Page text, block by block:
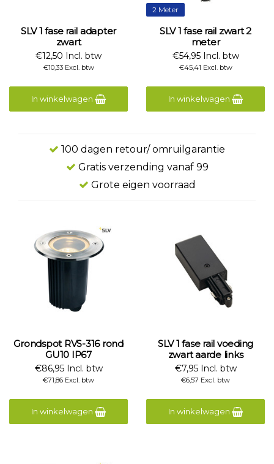
SLV 1 fase rail adapter
zwart
€12,50 Incl. btw
€10,33 Excl. btw
In winkelwagen
2 Meter
SLV 1 fase rail zwart 2
meter
€54,95 Incl. btw
€45,41 Excl. btw
In winkelwagen
100 dagen retour/ omruilgarantie
Gratis verzending vanaf 99
Grote eigen voorraad
Grondspot RVS-316 rond
GU10 IP67
€86,95 Incl. btw
€71,86 Excl. btw
In winkelwagen
SLV 1 fase rail voeding
zwart aarde links
€7,95 Incl. btw
€6,57 Excl. btw
In winkelwagen